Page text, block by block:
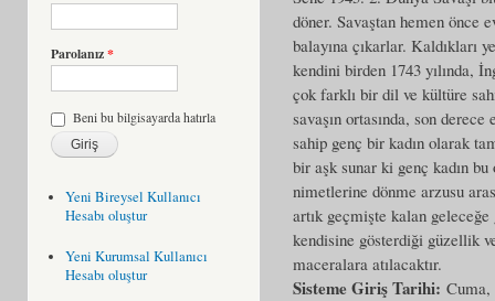
Parolanız*
Beni bu bilgisayarda hatırla
Yeni Bireysel Kullanıcı
Hesabı oluştur
Yeni Kurumsal Kullanıcı
Hesabı oluştur
döner. Savaştan hemen önce
balayına çıkarlar. Kaldıkları
kendini birden 1743 yılında,
çok farklı bir dil ve kültüre
savaşın ortasında, son
sahip genç bir kadın olarak
bir aşk sunar ki genç kadın bu
nimetlerine dönme arzusu
artık geçmişte kalan
kendisine gösterdiği güzellik
maceralara atılacaktır.
Sisteme Giriş Tarihi: Cuma,